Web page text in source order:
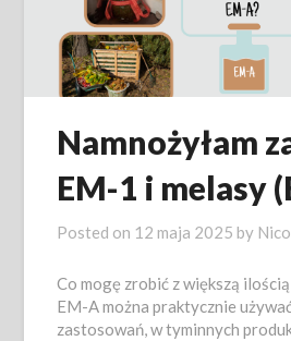
Namnożyłam
EM-1 i melasy
Posted on 12 maja 2025 by
Co mogę zrobić z większą
EM-A można praktycznie
zastosowań, w tyminnych